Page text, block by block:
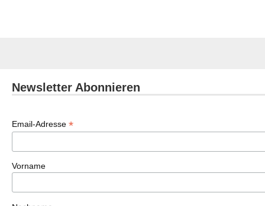
Newsletter Abonnieren
Email-Adresse *
Vorname